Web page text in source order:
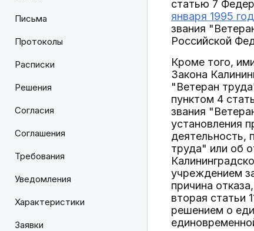
Письма
Протоколы
Расписки
Решения
Согласия
Соглашения
Требования
Уведомления
Характеристики
Заявки
статью 7
января 1995
звания
Российской
Кроме того,
Закона
"Ветеран
пунктом 4
звания
установления
деятельность,
труда" или об
учреждением
причина
вторая статьи
решением о